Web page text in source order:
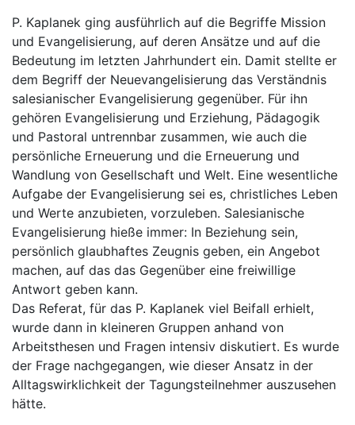
P. Kaplanek ging ausführlich auf die Begriffe Mission
und Evangelisierung, auf deren Ansätze und auf die
Bedeutung im letzten Jahrhundert ein. Damit stellte er
dem Begriff der Neuevangelisierung das Verständnis
salesianischer Evangelisierung gegenüber. Für ihn
gehören Evangelisierung und Erziehung, Pädagogik
und Pastoral untrennbar zusammen, wie auch die
persönliche Erneuerung und die Erneuerung und
Wandlung von Gesellschaft und Welt. Eine wesentliche
Aufgabe der Evangelisierung sei es, christliches Leben
und Werte anzubieten, vorzuleben. Salesianische
Evangelisierung hieße immer: In Beziehung sein,
persönlich glaubhaftes Zeugnis geben, ein Angebot
machen, auf das das Gegenüber eine freiwillige
Antwort geben kann.
Das Referat, für das P. Kaplanek viel Beifall erhielt,
wurde dann in kleineren Gruppen anhand von
Arbeitsthesen und Fragen intensiv diskutiert. Es wurde
der Frage nachgegangen, wie dieser Ansatz in der
Alltagswirklichkeit der Tagungsteilnehmer auszusehen
hätte.